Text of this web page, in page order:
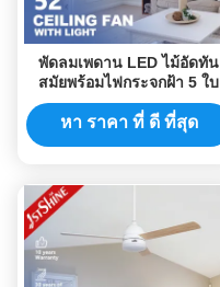
พัดลมเพดาน LED ไม้อัดทัน
สมัยพร้อมไฟกระจกฝ้า 5 ใบ
หา ราคา ที่ ดี ที่สุด